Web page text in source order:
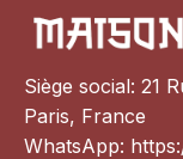
Siège social: 21
Paris, France
WhatsApp: